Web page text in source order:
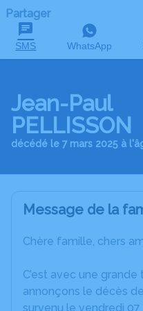
Partager
SMS WhatsApp
Jean-Paul
PELLISSON
décédé le 7 mars 2025 à
Message de la
Chère famille, chers
C’est avec une
annonçons le décès
survenu le vendredi